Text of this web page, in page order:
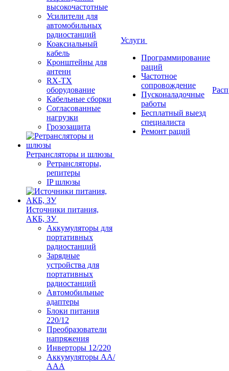
высокочастотные
Усилители для
автомобильных
радиостанций
Коаксиальный
кабель
Кронштейны для
антенн
RX-TX
оборудование
Кабельные сборки
Согласованные
нагрузки
Грозозащита
Ретрансляторы и шлюзы
Ретрансляторы,
репитеры
IP шлюзы
Источники питания,
АКБ, ЗУ
Аккумуляторы для
портативных
радиостанций
Зарядные
устройства для
портативных
радиостанций
Автомобильные
адаптеры
Блоки питания
220/12
Преобразователи
напряжения
Инверторы 12/220
Аккумуляторы АА/
ААА
Услуги
Программирование
раций
Частотное
сопровождение
Пусконаладочные
работы
Бесплатный выезд
специалиста
Ремонт раций